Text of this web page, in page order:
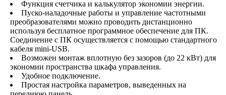
Функция счетчика и калькулятор экономии энергии.
Пуско-наладочные работы и управление частотными
преобразователями можно проводить дистанционно
используя бесплатное программное обеспечение для ПК.
Соединение с ПК осуществляется с помощью стандартного
кабеля mini-USB.
Возможен монтаж вплотную без зазоров (до 22 кВт) для
экономии пространства шкафа управления.
Удобное подключение.
Простая настройка параметров, выведенных на